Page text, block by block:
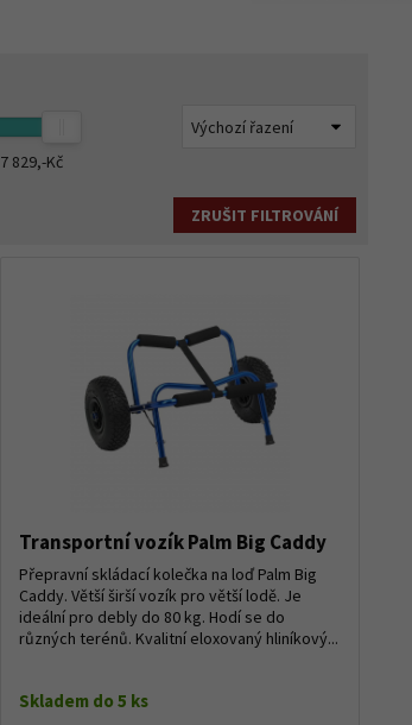
7 829,-Kč
ZRUŠIT FILTROVÁNÍ
Transportní vozík Palm Big Caddy
Přepravní skládací kolečka na loď Palm Big
Caddy. Větší širší vozík pro větší lodě. Je
ideální pro debly do 80 kg. Hodí se do
různých terénů. Kvalitní eloxovaný hliníkový...
Skladem do 5 ks